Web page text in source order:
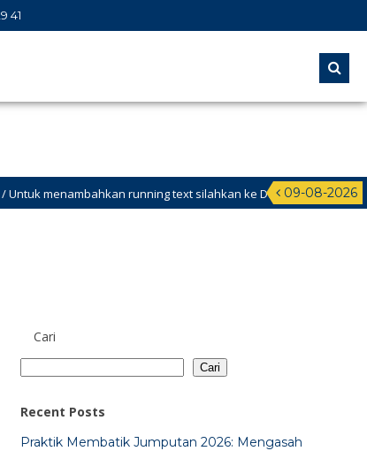
41
09-08-2026
running text silahkan ke Dashboard >
Cari
Cari
Recent Posts
Praktik Membatik Jumputan 2026: Mengasah